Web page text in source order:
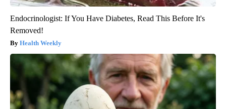
Endocrinologist: If You Have Diabetes, Read This Before It's
Removed!
Health Weekly